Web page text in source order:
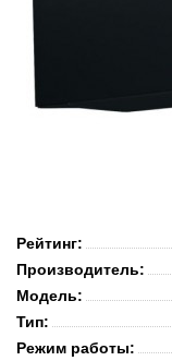
Рейтинг:
Производитель:
Модель:
Тип:
Режим работы: